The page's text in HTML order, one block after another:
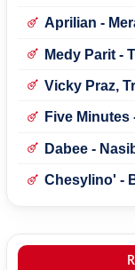
Aprilian -
Medy Parit -
Vicky Praz,
Five Minutes
Dabee -
Chesylino' -